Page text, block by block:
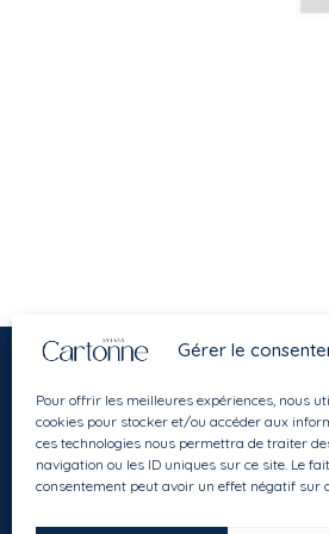
Gérer le
Pour offrir les meilleures expériences, nous
cookies pour stocker et/ou accéder aux
ces technologies nous permettra de traiter
navigation ou les ID uniques sur ce site. Le
consentement peut avoir un effet négatif sur